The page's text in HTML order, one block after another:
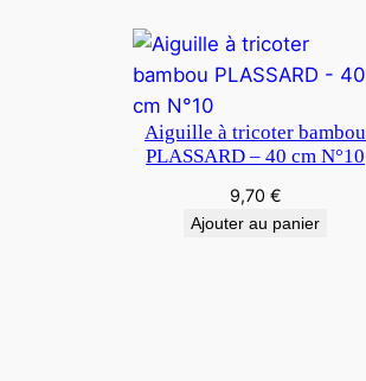
Aiguille à tricoter bambou
PLASSARD – 40 cm N°10
9,70 €
Ajouter au panier